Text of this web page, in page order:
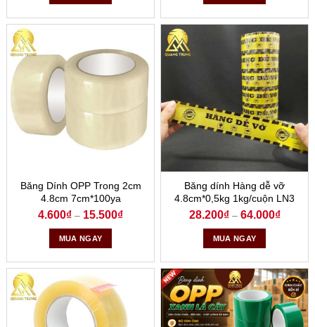
Băng Dính OPP Trong 2cm
4.8cm 7cm*100ya
4.600₫ – 15.500₫
MUA NGAY
Băng dính Hàng dễ vỡ
4.8cm*0,5kg 1kg/cuộn LN3
28.200₫– 64.000₫
MUA NGAY